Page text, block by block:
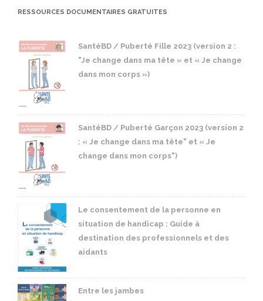
RESSOURCES DOCUMENTAIRES GRATUITES
SantéBD / Puberté Fille 2023 (version 2 :
"Je change dans ma tête » et « Je change
dans mon corps »)
SantéBD / Puberté Garçon 2023 (version 2
: « Je change dans ma tête" et « Je
change dans mon corps")
Le consentement de la personne en
situation de handicap : Guide à
destination des professionnels et des
aidants
Entre les jambes